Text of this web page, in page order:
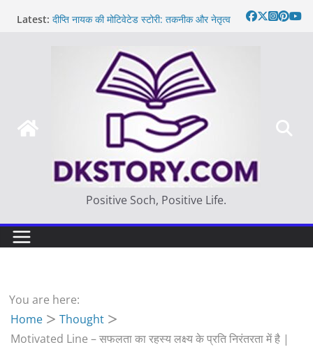
Latest: दीप्ति नायक की मोटिवेटेड स्टोरी: तकनीक और नेतृत्व
Thought of the day
आज का दिन: बदलाव का सही समय |
Positive Soch, Positive Life.
You are here:
Home
Thought
Motivated Line – सफलता का रहस्य लक्ष्य के प्रति निरंतरता में है |